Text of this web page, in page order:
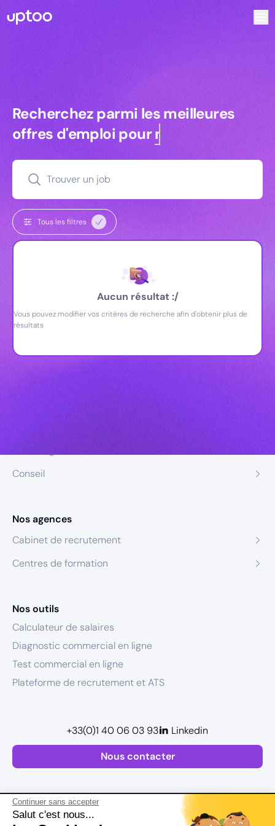
Continuer sans accepter
Salut c'est nous...
Recherchez parmi les meilleures
Recherchez parmi les meilleures
offres d'emploi pourmanagers
Trouver un job
Tous les filtres
Aucun résultat :/
Vous pouvez modifier vos critères de recherche afin d'obtenir plus de
résultats
Conseil
Nos agences
Cabinet de recrutement
Centres de formation
Nos outils
Calculateur de salaires
Diagnostic commercial en ligne
Test commercial en ligne
Plateforme de recrutement et ATS
Nous contacter
+33(0)1 40 06 03 93 Linkedin